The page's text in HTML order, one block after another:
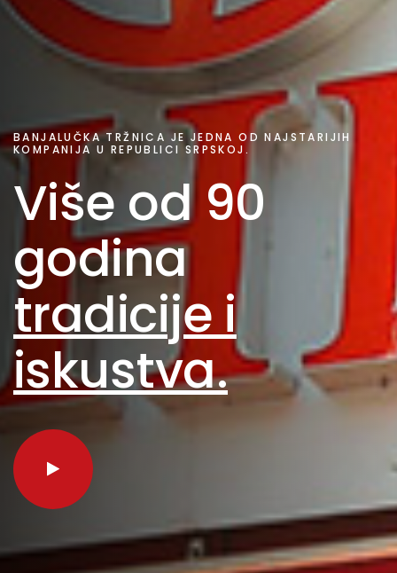
BANJALUČKA TRŽNICA JE JEDNA OD NAJSTARIJIH
KOMPANIJA U REPUBLICI SRPSKOJ.
Više od 90
godina
tradicije i
iskustva.